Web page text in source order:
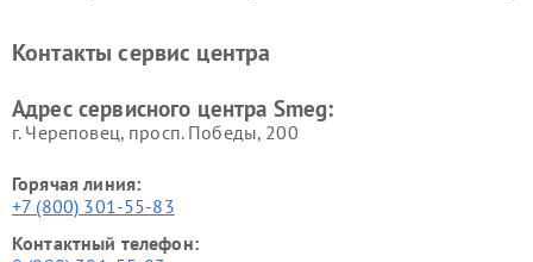
Контакты сервис центра
Адрес сервисного центра Smeg:
г. Череповец, просп. Победы, 200
Горячая линия:
+7 (800) 301-55-83
Контактный телефон: